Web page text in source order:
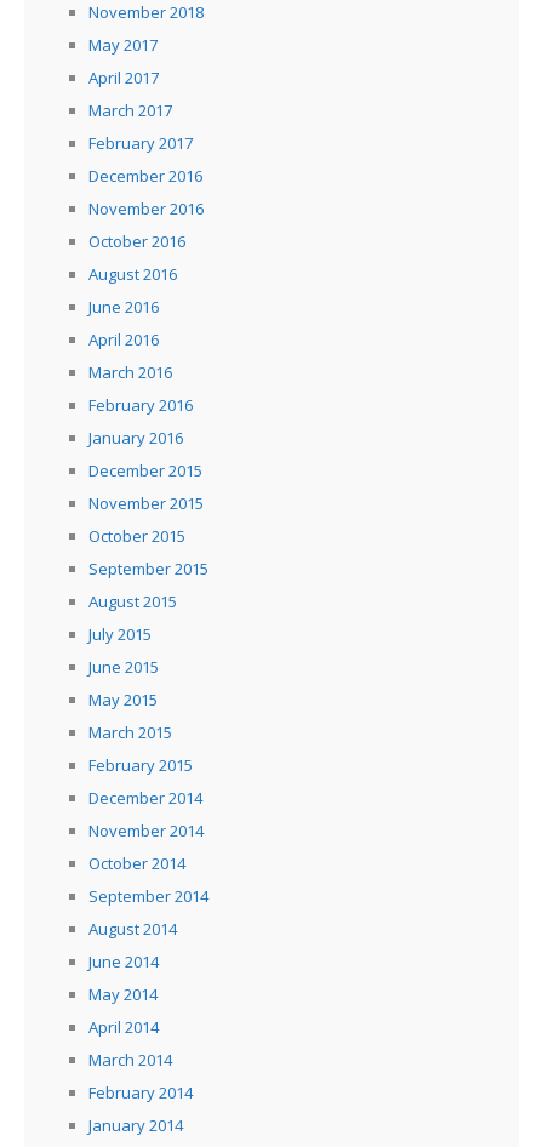
November 2018
May 2017
April 2017
March 2017
February 2017
December 2016
November 2016
October 2016
August 2016
June 2016
April 2016
March 2016
February 2016
January 2016
December 2015
November 2015
October 2015
September 2015
August 2015
July 2015
June 2015
May 2015
March 2015
February 2015
December 2014
November 2014
October 2014
September 2014
August 2014
June 2014
May 2014
April 2014
March 2014
February 2014
January 2014